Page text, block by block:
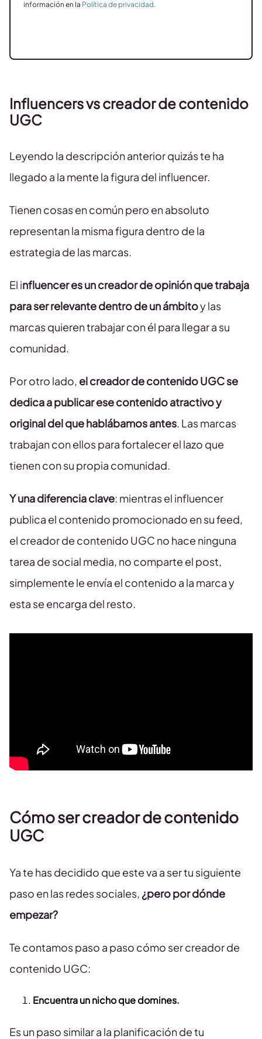
información en la Política de privacidad.
Influencers vs creador de contenido
UGC
Leyendo la descripción anterior quizás te ha
llegado a la mente la figura del influencer.
Tienen cosas en común pero en absoluto
representan la misma figura dentro de la
estrategia de las marcas.
El influencer es un creador de opinión que trabaja
para ser relevante dentro de un ámbitoy las
marcas quieren trabajar con él para llegar a su
comunidad.
Por otro lado, el creador de contenido UGC se
dedica a publicar ese contenido atractivo y
original del que hablábamos antes. Las marcas
trabajan con ellos para fortalecer el lazo que
tienen con su propia comunidad.
Y una diferencia clave: mientras el influencer
publica el contenido promocionado en su feed,
el creador de contenido UGC no hace ninguna
tarea de social media, no comparte el post,
simplemente le envía el contenido a la marca y
esta se encarga del resto.
Cómo ser creador de contenido
UGC
Ya te has decidido que este va a ser tu siguiente
paso en las redes sociales, ¿pero por dónde
empezar?
Te contamos paso a paso cómo ser creador de
contenido UGC:
Encuentra un nicho que domines.
Es un paso similar a la planificación de tu